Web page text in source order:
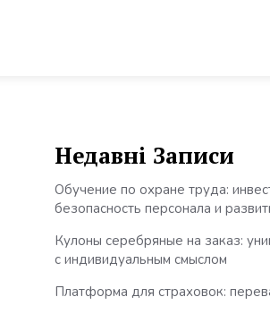
Недавні Записи
Обучение по охране труда:
безопасность персонала и
Кулоны серебряные на заказ:
с индивидуальным смыслом
Платформа для страховок: